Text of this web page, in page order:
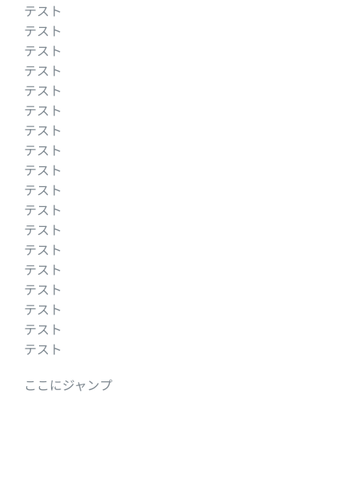
テスト
テスト
テスト
テスト
テスト
テスト
テスト
テスト
テスト
テスト
テスト
テスト
テスト
テスト
テスト
テスト
テスト
テスト
ここにジャンプ